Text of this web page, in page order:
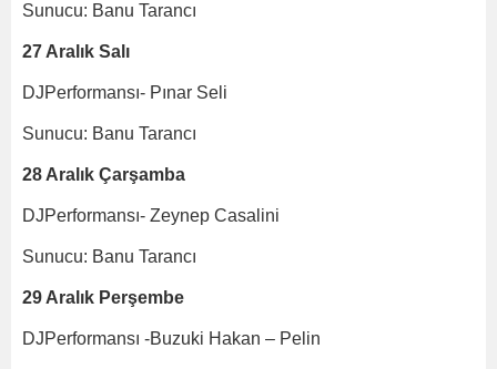
Sunucu: Banu Tarancı
27 Aralık Salı
DJPerformansı- Pınar Seli
Sunucu: Banu Tarancı
28 Aralık Çarşamba
DJPerformansı- Zeynep Casalini
Sunucu: Banu Tarancı
29 Aralık Perşembe
DJPerformansı -Buzuki Hakan – Pelin